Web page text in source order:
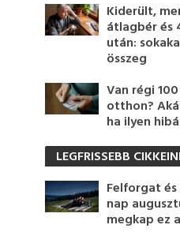
Kiderült,
átlagbér és
után:
összeg
Van régi
otthon?
ha ilyen
LEGFRISSEBB
Felforgat
nap
megkap ez